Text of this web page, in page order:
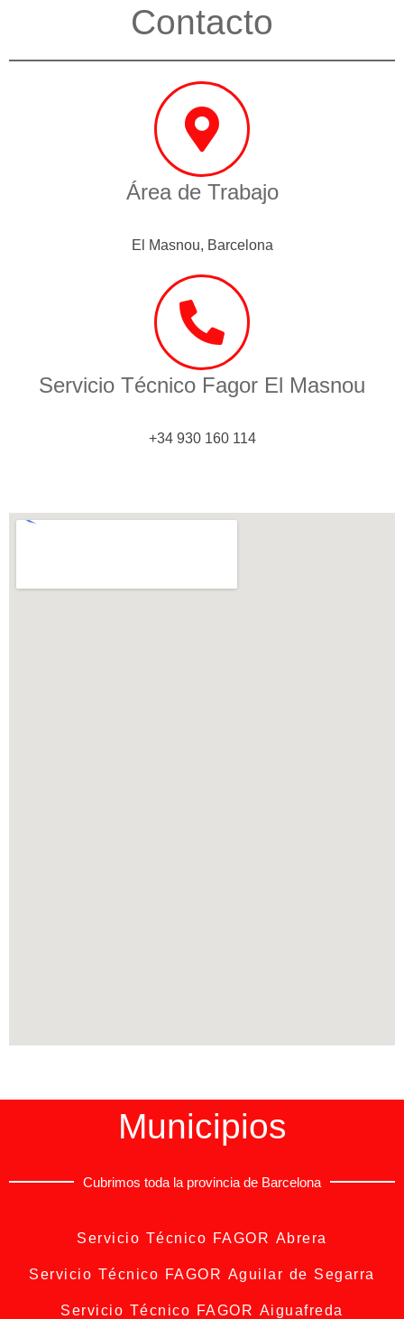
Contacto
Área de Trabajo
El Masnou, Barcelona
Servicio Técnico Fagor El Masnou
+34 930 160 114
Municipios
Cubrimos toda la provincia de Barcelona
Servicio Técnico FAGOR Abrera
Servicio Técnico FAGOR Aguilar de Segarra
Servicio Técnico FAGOR Aiguafreda